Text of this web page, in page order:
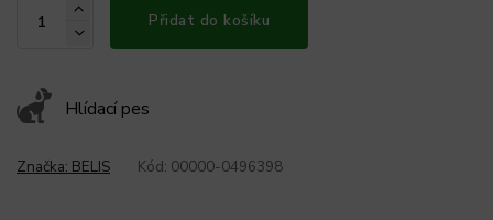
Přidat do košíku
Hlídací pes
Značka: BELIS Kód: 00000-0496398